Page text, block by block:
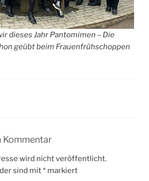
dieses Jahr Pantomimen – Die
geübt beim Frauenfrühschoppen
Kommentar
wird nicht veröffentlicht.
sind mit* markiert